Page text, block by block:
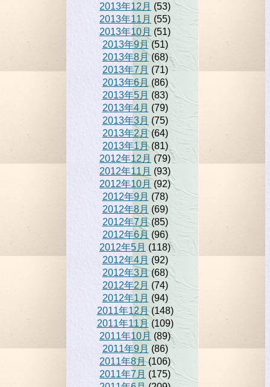
2013年12月 (53)
2013年11月 (55)
2013年10月(51)
2013年9月(51)
2013年8月(68)
2013年7月(71)
2013年6月 (86)
2013年5月 (83)
2013年4月 (79)
2013年3月 (75)
2013年2月(64)
2013年1月(81)
2012年12月 (79)
2012年11月 (93)
2012年10月 (92)
2012年9月 (78)
2012年8月 (69)
2012年7月(85)
2012年6月(96)
2012年5月 (118)
2012年4月 (92)
2012年3月(68)
2012年2月 (74)
2012年1月 (94)
2011年12月(148)
2011年11月(109)
2011年10月 (89)
2011年9月(86)
2011年8月(106)
2011年7月 (175)